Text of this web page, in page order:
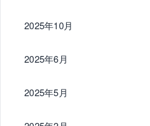
2025年10月
2025年6月
2025年5月